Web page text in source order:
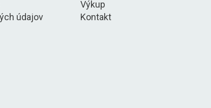
údajov
Výkup
Kontakt